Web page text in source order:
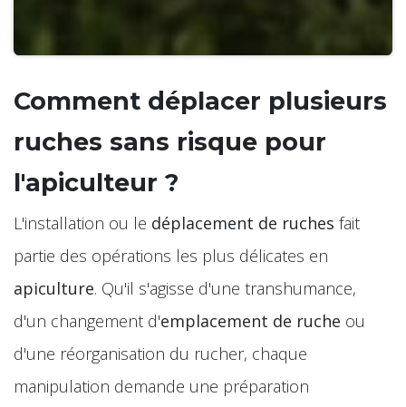
Comment déplacer plusieurs
ruches sans risque pour
l'apiculteur ?
L'installation ou le déplacement de ruches fait
partie des opérations les plus délicates en
apiculture. Qu'il s'agisse d'une transhumance,
d'un changement d'emplacement de ruche ou
d'une réorganisation du rucher, chaque
manipulation demande une préparation